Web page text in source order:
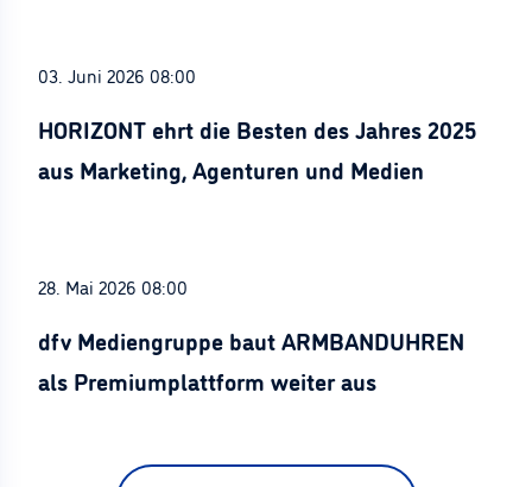
03. Juni 2026 08:00
HORIZONT ehrt die Besten des Jahres 2025
aus Marketing, Agenturen und Medien
28. Mai 2026 08:00
dfv Mediengruppe baut ARMBANDUHREN
als Premiumplattform weiter aus